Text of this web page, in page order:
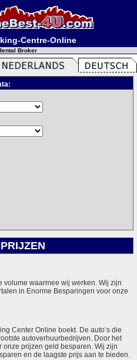
Centre-Online
Broker
volume waarmee wij werken. Wij zijn
in Enorme Besparingen voor onze
Center Online boekt. De auto’s die
autoverhuurbedrijven. Door het
prijzen geld besparen. Wij zijn
en de laagste prijs aan te bieden.